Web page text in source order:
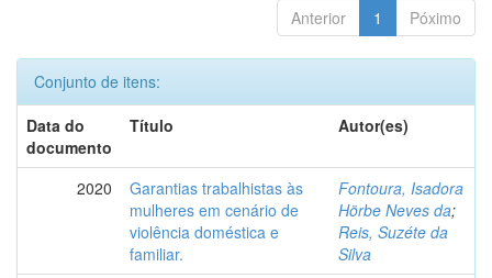
Anterior 1 Póximo
Conjunto de itens:
Data do
documento
Título Autor(es)
2020
Garantias trabalhistas às
mulheres em cenário de
violência doméstica e
familiar.
Fontoura, Isadora
Hörbe Neves da;
Reis, Suzéte da
Silva